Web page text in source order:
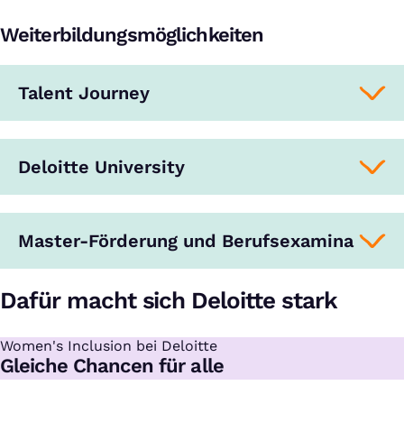
Weiterbildungsmöglichkeiten
Talent Journey
Deloitte University
Master-Förderung und Berufsexamina
Dafür macht sich Deloitte stark
Women's Inclusion bei Deloitte
:
Gleiche Chancen für alle